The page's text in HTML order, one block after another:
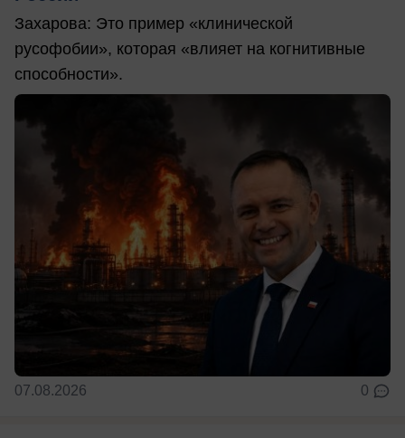
Захарова: Это пример «клинической
русофобии», которая «влияет на когнитивные
способности».
07.08.2026 0